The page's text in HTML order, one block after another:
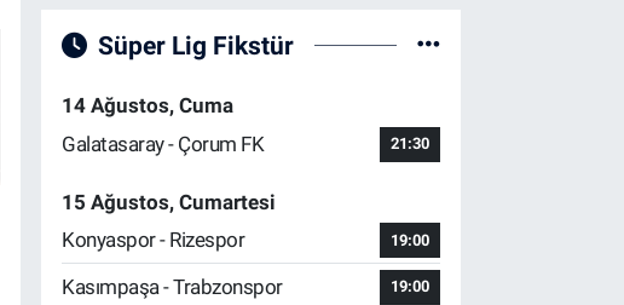
Süper Lig Fikstür
14 Ağustos, Cuma
Galatasaray - Çorum FK
21:30
15 Ağustos, Cumartesi
Konyaspor - Rizespor
19:00
Kasımpaşa - Trabzonspor 19:00